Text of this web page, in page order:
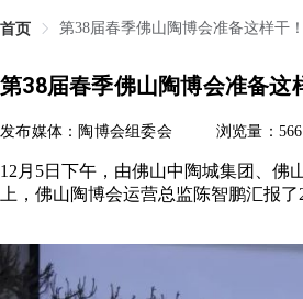
首页 第38届春季佛山陶博会准备这样干
第38届春季佛山陶博会准备这
发布媒体：陶博会组委会 浏览量：
12月5日下午，由佛山中陶城集团、佛
上，佛山陶博会运营总监陈智鹏汇报